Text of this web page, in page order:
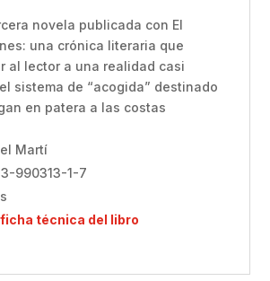
novela publicada con El
una crónica literaria que
al lector a una realidad casi
sistema de “acogida” destinado
en patera a las costas
Martí
990313-1-7
técnica del libro